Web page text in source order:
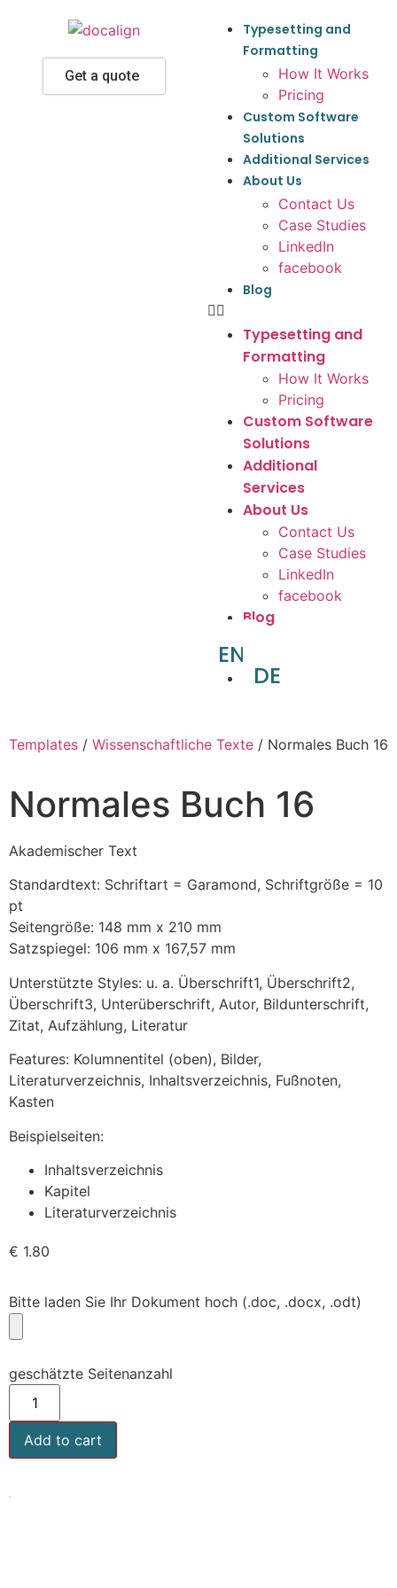
Get a quote
Typesetting and
Formatting
How It Works
Pricing
Custom Software
Solutions
Additional Services
About Us
Contact Us
Case Studies
LinkedIn
facebook
Blog
Typesetting and
Formatting
How It Works
Pricing
Custom Software
Solutions
Additional
Services
About Us
Contact Us
Case Studies
LinkedIn
facebook
Blog
EN
DE
Templates / Wissenschaftliche Texte / Normales Buch 16
Normales Buch 16
Akademischer Text
Standardtext: Schriftart = Garamond, Schriftgröße = 10
pt
Seitengröße: 148 mm x 210 mm
Satzspiegel: 106 mm x 167,57 mm
Unterstützte Styles: u. a. Überschrift1, Überschrift2,
Überschrift3, Unterüberschrift, Autor, Bildunterschrift,
Zitat, Aufzählung, Literatur
Features: Kolumnentitel (oben), Bilder,
Literaturverzeichnis, Inhaltsverzeichnis, Fußnoten,
Kasten
Beispielseiten:
Inhaltsverzeichnis
Kapitel
Literaturverzeichnis
€ 1.80
Bitte laden Sie Ihr Dokument hoch (.doc, .docx, .odt)
geschätzte Seitenanzahl
Add to cart